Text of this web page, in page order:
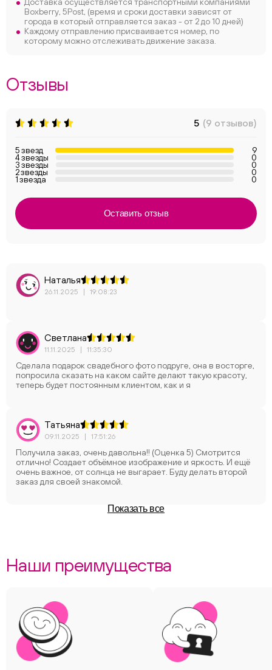
Boxberry, 5Post, (время и сроки доставки зависят от
города в который отправляется заказ - от 2 до 10 дней)
Каждому отправлению присваивается номер, по
которому можно отслеживать движение заказа.
Отзывы
5 (9 отзывов)
5 звезд 9
4 звезды 0
3 звезды 0
2 звезды 0
1 звезда 0
Оставить отзыв
Наталья
26.11.2025 | 19:08:23
Светлана
11.11.2025 | 11:35:30
Сделала подарок свадебного фото подруге, она в восторге,
попросила сказать на каком сайте делают такую красоту,
теперь будет постоянным клиентом, как и я
Татьяна
09.11.2025 | 17:51:26
Получила заказ, очень давольна!! (Оценка 5) Смотрится
отлично! Создает объёмное изображение и яркость. И ещё
очень важное, от солнца не выгарает. Буду делать второй
заказ для своей знакомой.
Показать все
Наши преимущества